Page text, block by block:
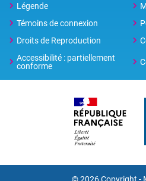
Légende
Témoins de connexion
Droits de Reproduction
Accessibilité : partiellement
conforme